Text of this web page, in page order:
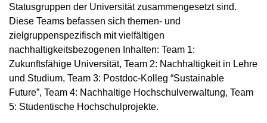
Statusgruppen der Universität zusammengesetzt sind.
Diese Teams befassen sich themen- und
zielgruppenspezifisch mit vielfältigen
nachhaltigkeitsbezogenen Inhalten: Team 1:
Zukunftsfähige Universität, Team 2: Nachhaltigkeit in Lehre
und Studium, Team 3: Postdoc-Kolleg “Sustainable
Future”, Team 4: Nachhaltige Hochschulverwaltung, Team
5: Studentische Hochschulprojekte.